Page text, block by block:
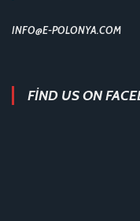
INFO@E-POLONYA.COM
FIND US ON